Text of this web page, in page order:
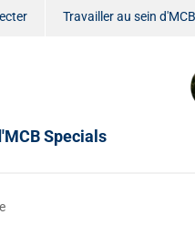
Travailler au sein
Specials